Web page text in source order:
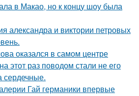
в Макао, но к концу шоу была
александра и виктории петровых
оказался в самом центре
этот раз поводом стали не его
Гай германики впервые